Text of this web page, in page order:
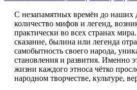
С незапамятных времён до наших
количество мифов и легенд,
практически во всех странах
сказание, былина или легенда
самобытность своего народа,
становления и развития. Именно
жизни каждого этноса чётко
народном творчестве, культуре,